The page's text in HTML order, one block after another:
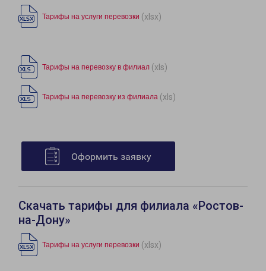
Тарифы на услуги перевозки (xlsx)
Тарифы на перевозку в филиал (xls)
Тарифы на перевозку из филиала (xls)
Оформить заявку
Скачать тарифы для филиала «Ростов-
на-Дону»
Тарифы на услуги перевозки (xlsx)